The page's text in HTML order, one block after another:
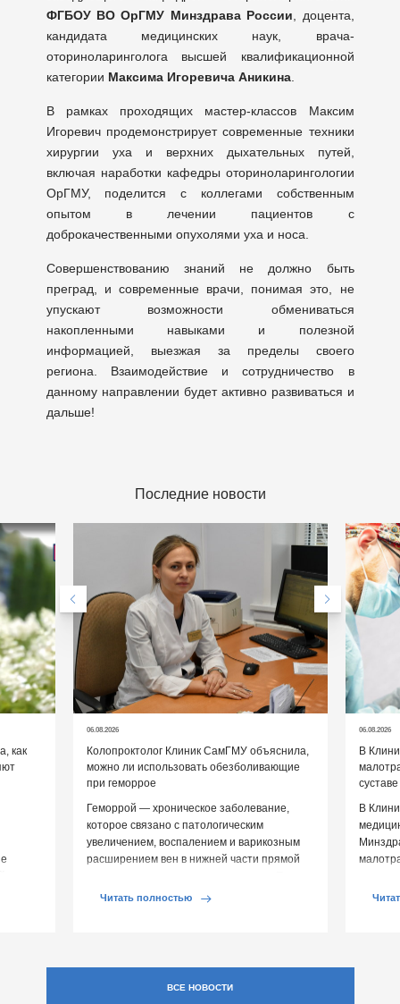
ФГБОУ ВО ОрГМУ Минздрава России , доцента,
кандидата медицинских наук, врача-
оториноларинголога высшей квалификационной
категории Максима Игоревича Аникина.
В рамках проходящих мастер-классов Максим
Игоревич продемонстрирует современные техники
хирургии уха и верхних дыхательных путей,
включая наработки кафедры оториноларингологии
ОрГМУ, поделится с коллегами собственным
опытом в лечении пациентов с
доброкачественными опухолями уха и носа.
Совершенствованию знаний не должно быть
преград, и современные врачи, понимая это, не
упускают возможности обмениваться
накопленными навыками и полезной
информацией, выезжая за пределы своего
региона. Взаимодействие и сотрудничество в
данному направлении будет активно развиваться и
дальше!
Последние новости
как
06.08.2026
Колопроктолог Клиник СамГМУ объяснила,
можно ли использовать обезболивающие
при геморрое
Геморрой — хроническое заболевание,
которое связано с патологическим
увеличением, воспалением и варикозным
расширением вен в нижней части прямой
обострении […]
Читать полностью
06.08.2026
В
суставе
В
ВСЕ НОВОСТИ